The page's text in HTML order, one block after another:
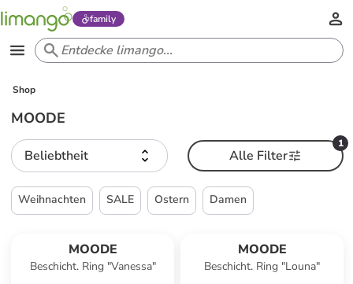
family
Shop
MOODE
Beliebtheit
1
Alle Filter
Weihnachten SALE Ostern Damen
MOODE
Beschicht. Ring "Vanessa"
MOODE
Beschicht. Ring "Louna"